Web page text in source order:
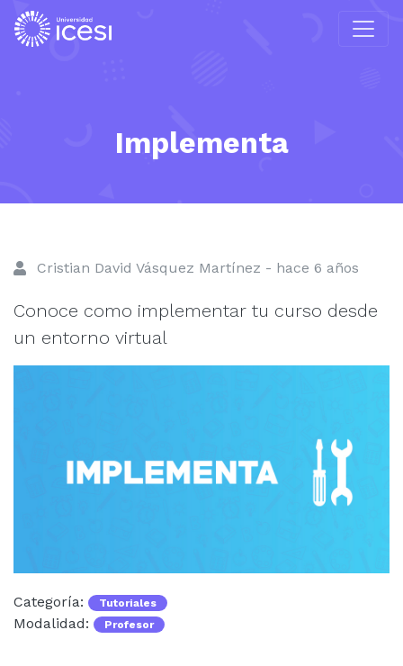
Implementa
Cristian David Vásquez Martínez - hace 6 años
Conoce como implementar tu curso desde
un entorno virtual
Categoría: Tutoriales
Modalidad: Profesor